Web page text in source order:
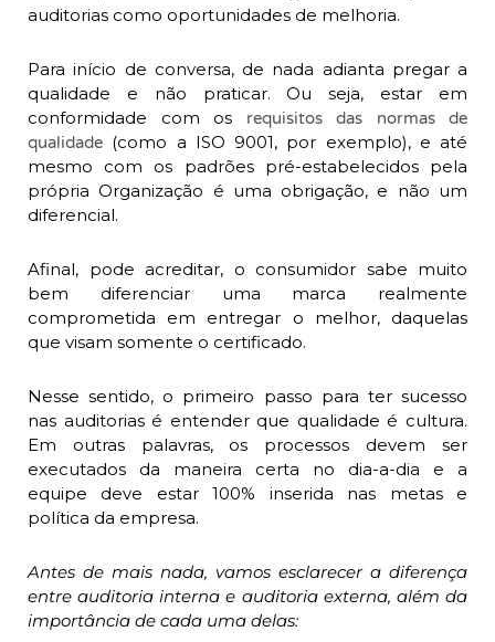
auditorias como oportunidades de melhoria.
Para início de conversa, de nada adianta pregar a
qualidade e não praticar. Ou seja, estar em
conformidade com os
requisitos das normas de
qualidade (como a ISO 9001, por exemplo), e até
mesmo com os padrões pré-estabelecidos pela
própria Organização é uma obrigação, e não um
diferencial.
Afinal, pode acreditar, o consumidor sabe muito
bem diferenciar uma marca realmente
comprometida em entregar o melhor, daquelas
que visam somente o certificado.
Nesse sentido, o primeiro passo para ter sucesso
nas auditorias é entender que qualidade é cultura.
Em outras palavras, os processos devem ser
executados da maneira certa no dia-a-dia e a
equipe deve estar 100% inserida nas metas e
política da empresa.
Antes de mais nada, vamos esclarecer a diferença
entre auditoria interna e auditoria externa, além da
importância de cada uma delas: